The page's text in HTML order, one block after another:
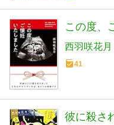
この度、
西羽咲花月
41
彼に殺さ